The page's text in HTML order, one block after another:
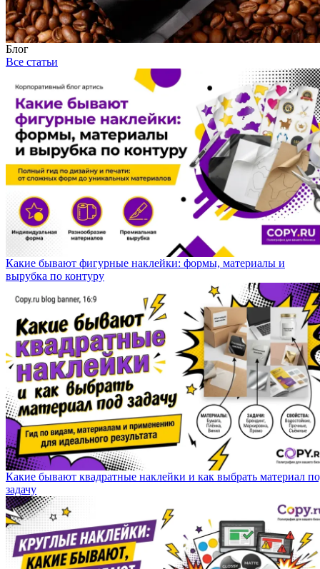
Блог
Все статьи
Какие бывают фигурные наклейки: формы, материалы и
вырубка по контуру
Какие бывают квадратные наклейки и как выбрать материал
задачу